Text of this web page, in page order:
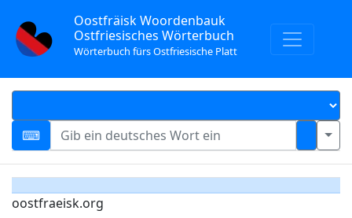
Oostfräisk Woordenbauk
Ostfriesisches Wörterbuch
Wörterbuch fürs Ostfriesische Platt
oostfraeisk.org